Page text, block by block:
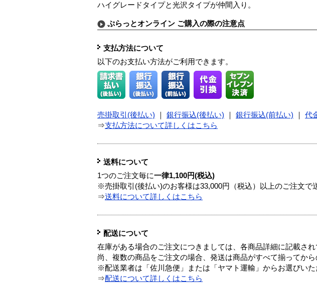
ハイグレードタイプと光沢タイプが仲間入り。
ぷらっとオンライン ご購入の際の注意点
支払方法について
以下のお支払い方法がご利用できます。
売掛取引(後払い) 銀行振込(後払い) 銀行振込(前払い) 代
⇒支払方法について詳しくはこちら
送料について
1つのご注文毎に一律1,100円(税込)
※売掛取引(後払い)のお客様は33,000円（税込）以上のご注文で
⇒送料について詳しくはこちら
配送について
在庫がある場合のご注文につきましては、各商品詳細に記載さ
尚、複数の商品をご注文の場合、発送は商品がすべて揃ってから
※配送業者は「佐川急便」または「ヤマト運輸」からお選びいた
⇒配送について詳しくはこちら